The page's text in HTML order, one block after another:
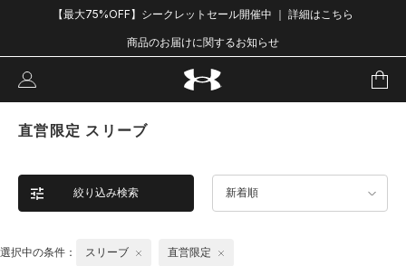
【最大75%OFF】シークレットセール開催中 ｜ 詳細はこちら
商品のお届けに関するお知らせ
直営限定 スリーブ
絞り込み検索 新着順
選択中の条件： スリーブ 直営限定